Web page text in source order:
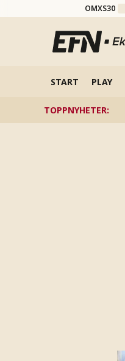
OMXS30
START PLAY
TOPPNYHETER: